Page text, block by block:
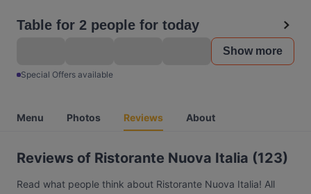
Table for 2 people for today
Show more
Special Offers available
Menu Photos Reviews About
Reviews of Ristorante Nuova Italia (123)
Read what people think about Ristorante Nuova Italia! All